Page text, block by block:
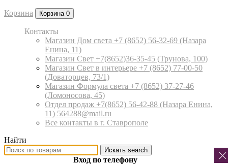
Корзина Корзина 0
Контакты
Магазин Дом света +7 (8652) 56-32-69 (Назара
Енина, 11)
Магазин Свет +7(8652)36-35-45 (Трунова, 100)
Магазин Свет в интерьере +7 (8652) 77-00-50
(Доваторцев, 73/1)
Магазин Формула света +7 (8652) 37-27-46
(Ломоносова, 45)
Отдел продаж +7(8652) 56-42-88 (Назара Енина,
11) 564288@mail.ru
Все контакты в г. Ставрополе
Найти
Искать search
Вход по телефону